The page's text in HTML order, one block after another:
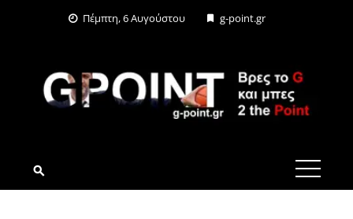
Πέμπτη, 6 Αυγούστου g-point.gr
G-POINT.GR